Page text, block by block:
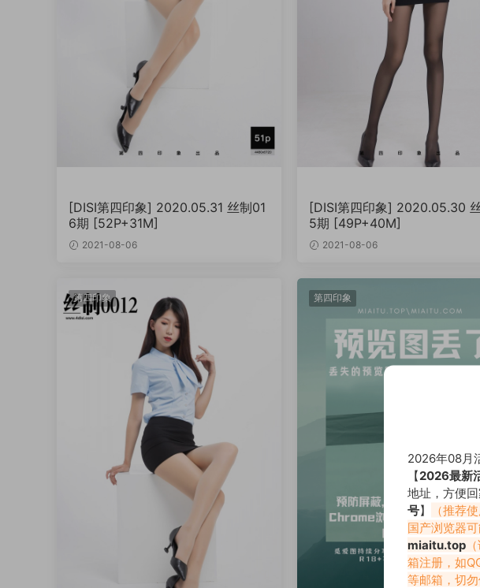
[DISI第四印象] 2020.05.31 丝制01
6期 [52P+31M]
2021-08-06
[DISI第四印象] 2020.05.30
5期 [49P+40M]
2021-08-06
第四印象 第四印象
2026年08月
【2026最新
地址，方便
号】
（推荐
国产浏览器
miaitu.top
箱注册，如
等邮箱，切